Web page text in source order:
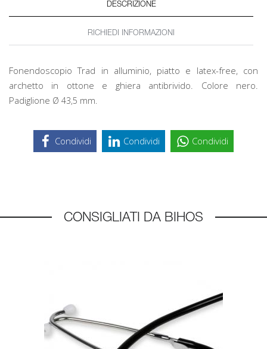
DESCRIZIONE
RICHIEDI INFORMAZIONI
Fonendoscopio Trad in alluminio, piatto e latex-free, con
archetto in ottone e ghiera antibrivido. Colore nero.
Padiglione Ø 43,5 mm.
Condividi Condividi Condividi
CONSIGLIATI DA BIHOS